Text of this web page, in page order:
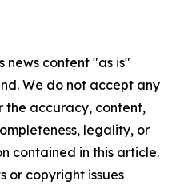
news content "as is"
We do not accept any
the accuracy, content,
legality, or
contained in this article.
or copyright issues